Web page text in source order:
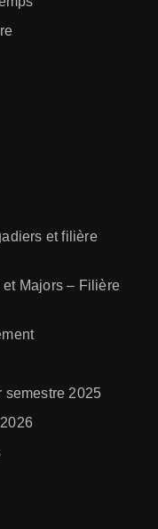
et filière
Majors – Filière
semestre 2025